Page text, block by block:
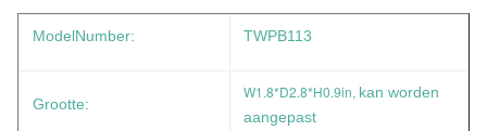
ModelNumber: TWPB113
Grootte:
W1.8*D2.8*H0.9in, kan worden
aangepast